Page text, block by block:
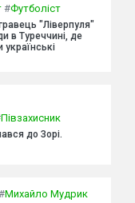
#Футболіст
"Ліверпуля"
в Туреччині, де
Півзахисник
до Зорі.
Михайло Мудрик